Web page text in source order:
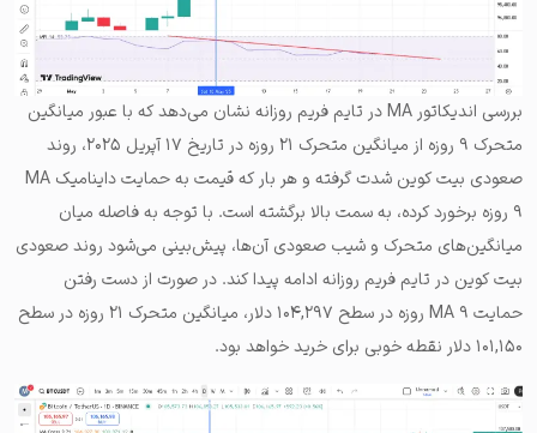
بررسی اندیکاتور MA در تایم فریم روزانه نشان می‌دهد که با عبور میانگین
متحرک ۹ روزه از میانگین متحرک ۲۱ روزه در تاریخ ۱۷ آپریل ۲۰۲۵، روند
صعودی بیت کوین شدت گرفته و هر بار که قیمت به حمایت داینامیک MA
۹ روزه برخورد کرده، به سمت بالا برگشته است. با توجه به فاصله میان
میانگین‌های متحرک و شیب صعودی آن‌ها، پیش‌بینی می‌شود روند صعودی
بیت کوین در تایم فریم روزانه ادامه پیدا کند. در صورت از دست رفتن
حمایت MA ۹ روزه در سطح ۱۰۴,۲۹۷ دلار، میانگین متحرک ۲۱ روزه در سطح
۱۰۱,۱۵۰ دلار نقطه خوبی برای خرید خواهد بود.